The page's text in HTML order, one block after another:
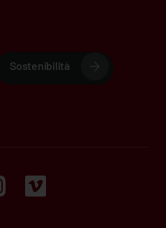
Sostenibilità